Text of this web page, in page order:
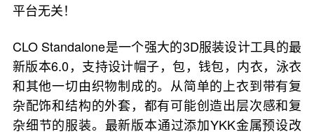
平台无关！
CLO Standalone是一个强大的3D服装设计工具的最
新版本6.0，支持设计帽子，包，钱包，内衣，泳衣
和其他一切由织物制成的。从简单的上衣到带有复
杂配饰和结构的外套，都有可能创造出层次感和复
杂细节的服装。最新版本通过添加YKK金属预设改